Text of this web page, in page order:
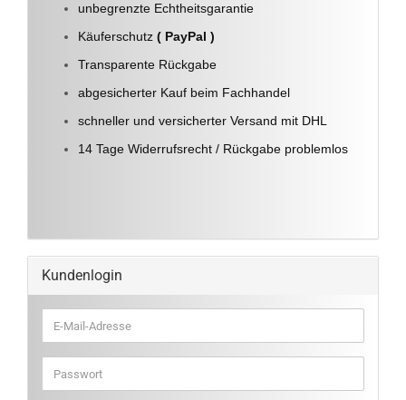
unbegrenzte Echtheitsgarantie
Käuferschutz ( PayPal )
Transparente Rückgabe
abgesicherter Kauf beim Fachhandel
schneller und versicherter Versand mit DHL
14 Tage Widerrufsrecht / Rückgabe problemlos
Kundenlogin
E-
Mail-
Adresse
Passwort